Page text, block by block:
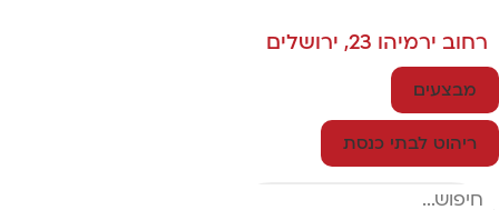
רחוב ירמיהו 23, ירושלים
מבצעים
ריהוט לבתי כנסת
Search